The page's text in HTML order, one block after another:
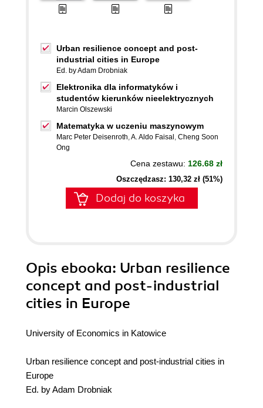
Urban resilience concept and post-
industrial cities in Europe
Ed. by Adam Drobniak
Elektronika dla informatyków i
studentów kierunków nieelektrycznych
Marcin Olszewski
Matematyka w uczeniu maszynowym
Marc Peter Deisenroth,A. Aldo Faisal , Cheng Soon
Ong
Cena zestawu: 126.68 zł
Oszczędzasz: 130,32 zł (51%)
Dodaj do koszyka
Opis ebooka: Urban resilience
concept and post-industrial
cities in Europe
University of Economics in Katowice
Urban resilience concept and post-industrial cities in
Europe
Ed. by Adam Drobniak